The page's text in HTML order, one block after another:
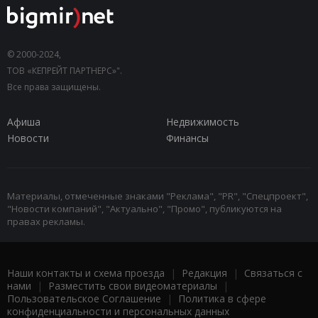
© 2000-2024,
ТОВ «КЕПРЕЙТ ПАРТНЕРС»".
Все права защищены.
Афиша
Недвижимость
Новости
Финансы
Материалы, отмеченные знаками "Реклама", "PR", "Спецпроект",
"Новости компаний", "Актуально", "Промо", публикуются на
правах рекламы.
Наши контакты и схема проезда | Редакция | Связаться с
нами | Разместить свои видеоматериалы |
Пользовательское Соглашение |
Политика в сфере
конфиденциальности и персональных данных